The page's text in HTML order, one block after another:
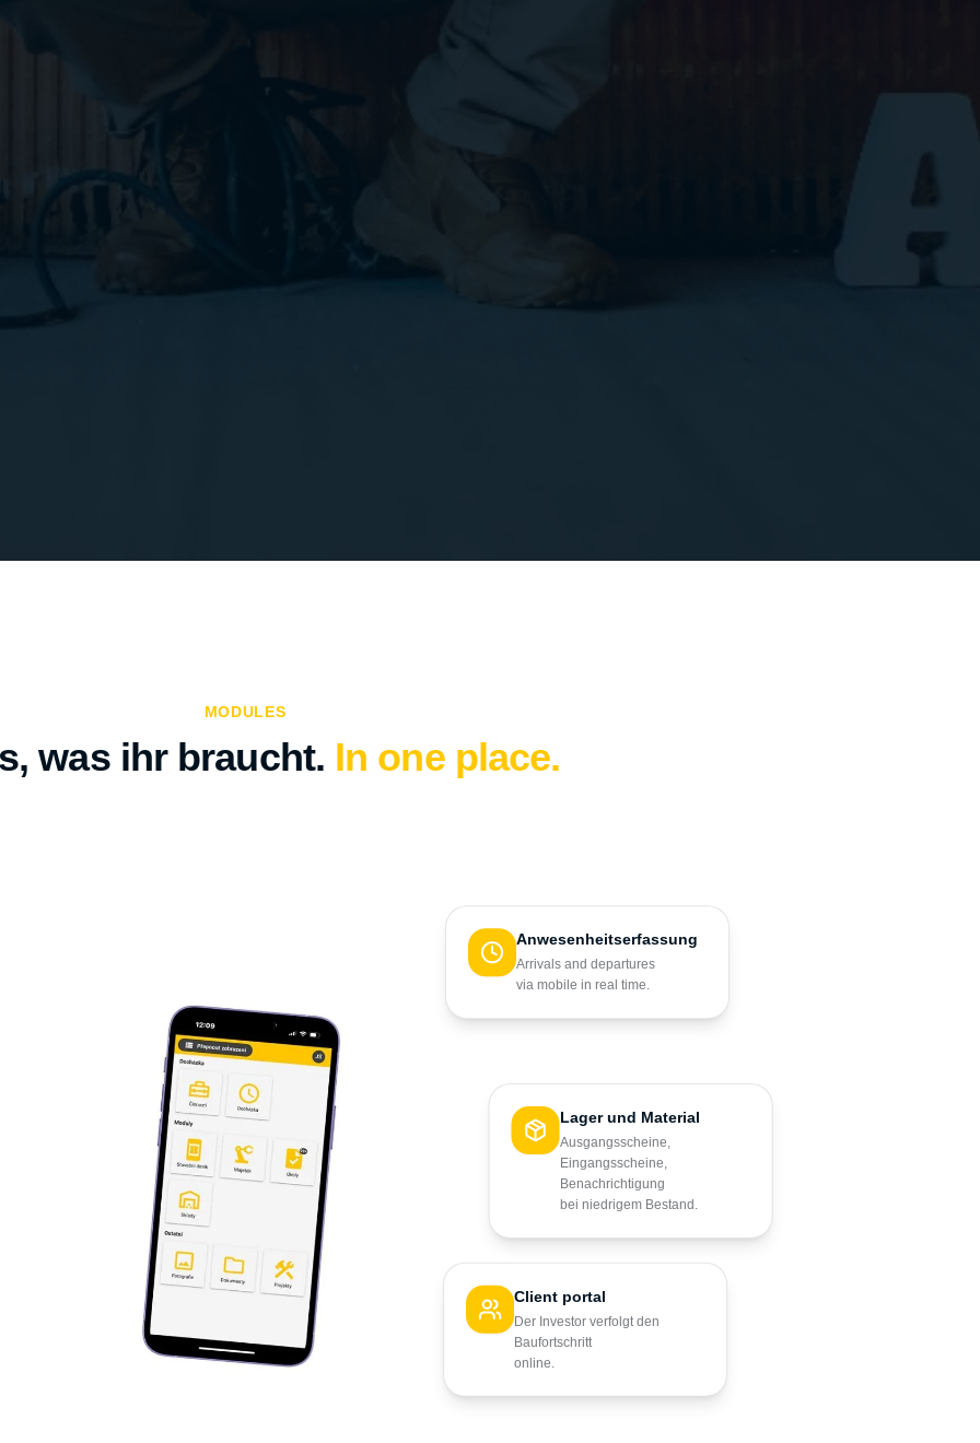
MODULES
was ihr braucht. In one place.
Anwesenheitserfassung
Arrivals and departures
via mobile in real time.
Lager und Material
Ausgangsscheine,
Eingangsscheine,
Benachrichtigung
bei niedrigem Bestand.
Client portal
Der Investor verfolgt den
Baufortschritt
online.